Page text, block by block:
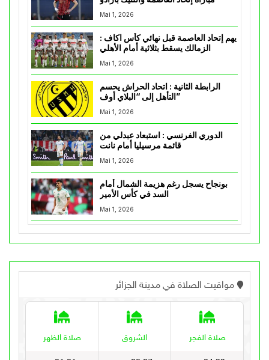
Mai 1, 2026
يهم إتحاد العاصمة قبل نهائي كأس اكاف :
Mai 1, 2026
الرابطة الثانية : اتحاد الحراش يحسم
التأهل إلى “البلاي أوف”
Mai 1, 2026
الدوري الفرنسي : استبعاد عبدلي من
قائمة مرسيليا أمام نانت
Mai 1, 2026
بونجاح يسجل رغم هزيمة الشمال أمام
السد في كأس الأمير
Mai 1, 2026